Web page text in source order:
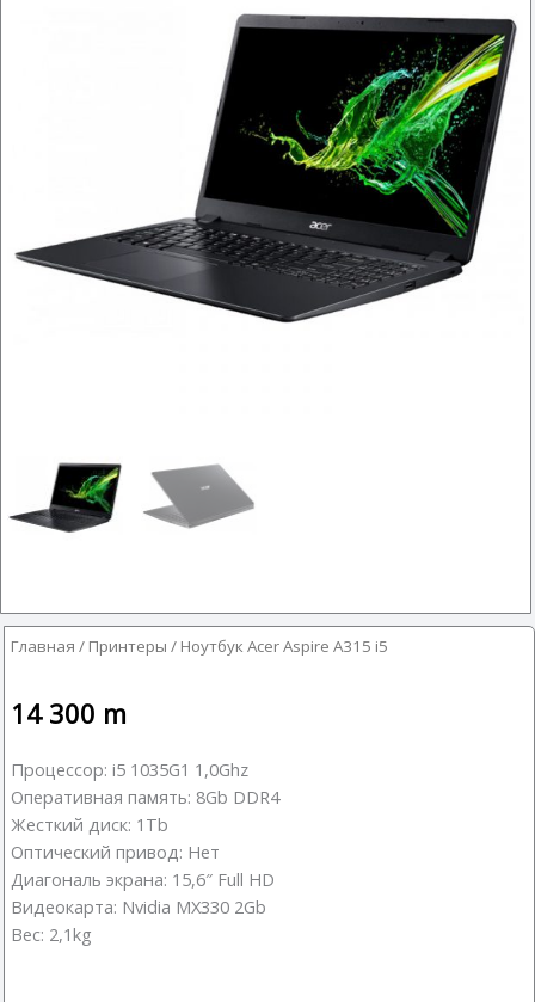
Главная / Принтеры / Ноутбук Acer Aspire A315 i5
14 300 m
Процессор: i5 1035G1 1,0Ghz
Оперативная память: 8Gb DDR4
Жесткий диск: 1Tb
Оптический привод: Нет
Диагональ экрана: 15,6″ Full HD
Видеокарта: Nvidia MX330 2Gb
Вес: 2,1kg